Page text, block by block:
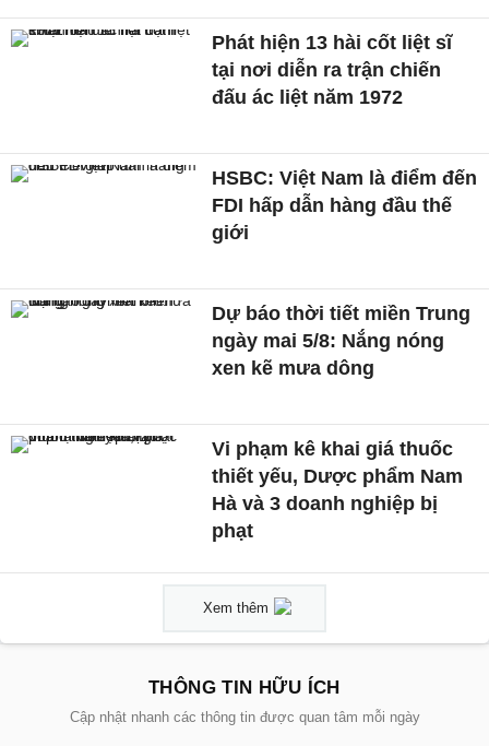
Phát hiện 13 hài cốt liệt sĩ
tại nơi diễn ra trận chiến
đấu ác liệt năm 1972
HSBC: Việt Nam là điểm đến
FDI hấp dẫn hàng đầu thế
giới
Dự báo thời tiết miền Trung
ngày mai 5/8: Nắng nóng
xen kẽ mưa dông
Vi phạm kê khai giá thuốc
thiết yếu, Dược phẩm Nam
Hà và 3 doanh nghiệp bị
phạt
Xem thêm
THÔNG TIN HỮU ÍCH
Cập nhật nhanh các thông tin được quan tâm mỗi ngày